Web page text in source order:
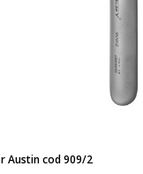
Austin cod 909/2